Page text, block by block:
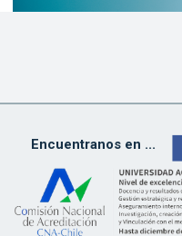
Encuentranos en ...